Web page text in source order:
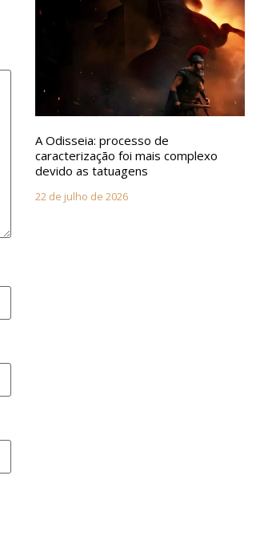
A Odisseia: processo de
caracterização foi mais complexo
devido as tatuagens
22 de julho de 2026